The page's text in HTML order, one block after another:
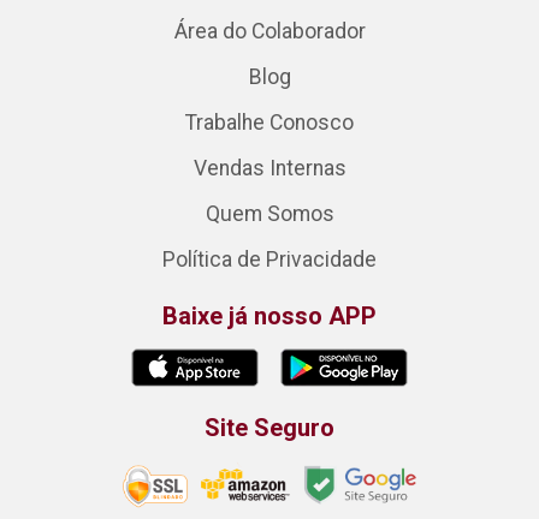
Área do Colaborador
Blog
Trabalhe Conosco
Vendas Internas
Quem Somos
Política de Privacidade
Baixe já nosso APP
Site Seguro